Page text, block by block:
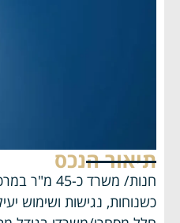
תיאור הנכס
חנות/ משרד כ-45 מ"ר במרכז קרית אתא! – זמינות מיידית במיקום מרכזי ונגיש
כשנוחות, נגישות ושימוש